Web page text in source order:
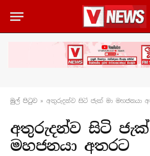
මුල් පිටු​ව » අතුරුදන්ව සිටි ජැක් මා මහජනයා
අතුරුදන්ව සිටි ජැක්
මහජනයා අතරට